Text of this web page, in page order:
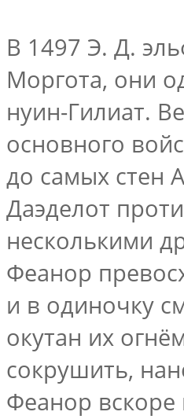
В 1497 Э. Д.
Моргота, они
нуин-Гилиат.
основного
до самых стен
Даэделот
несколькими
Феанор
и в одиночку
окутан их
сокрушить,
Феанор вскоре